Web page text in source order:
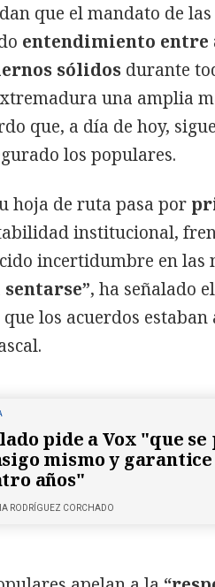
que el mandato de
entendimiento entre
sólidos durante
una amplia
que, a día de hoy,
los populares.
hoja de ruta pasa por
institucional,
incertidumbre en las
, ha señalado
los acuerdos
pide a Vox "que se
mismo y
años"
RODRÍGUEZ CORCHADO